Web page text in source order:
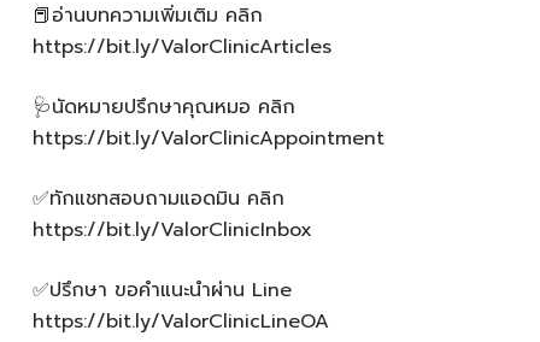
📕อ่านบทความเพิ่มเติม คลิก
https://bit.ly/ValorClinicArticles
🩺นัดหมายปรึกษาคุณหมอ คลิก
https://bit.ly/ValorClinicAppointment
✅ทักแชทสอบถามแอดมิน คลิก
https://bit.ly/ValorClinicInbox
✅ปรึกษา ขอคำแนะนำผ่าน Line
https://bit.ly/ValorClinicLineOA